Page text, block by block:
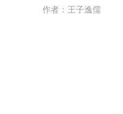
作者：王子逸儒